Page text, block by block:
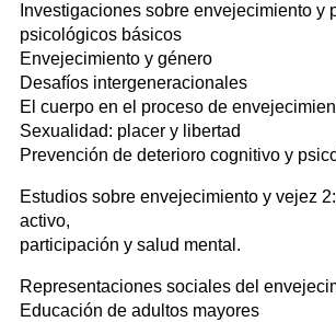
Investigaciones sobre envejecimiento y
psicológicos básicos
Envejecimiento y género
Desafíos intergeneracionales
El cuerpo en el proceso de
Sexualidad: placer y libertad
Prevención de deterioro cognitivo y
Estudios sobre envejecimiento y vejez
activo,
participación y salud mental.
Representaciones sociales del
Educación de adultos mayores